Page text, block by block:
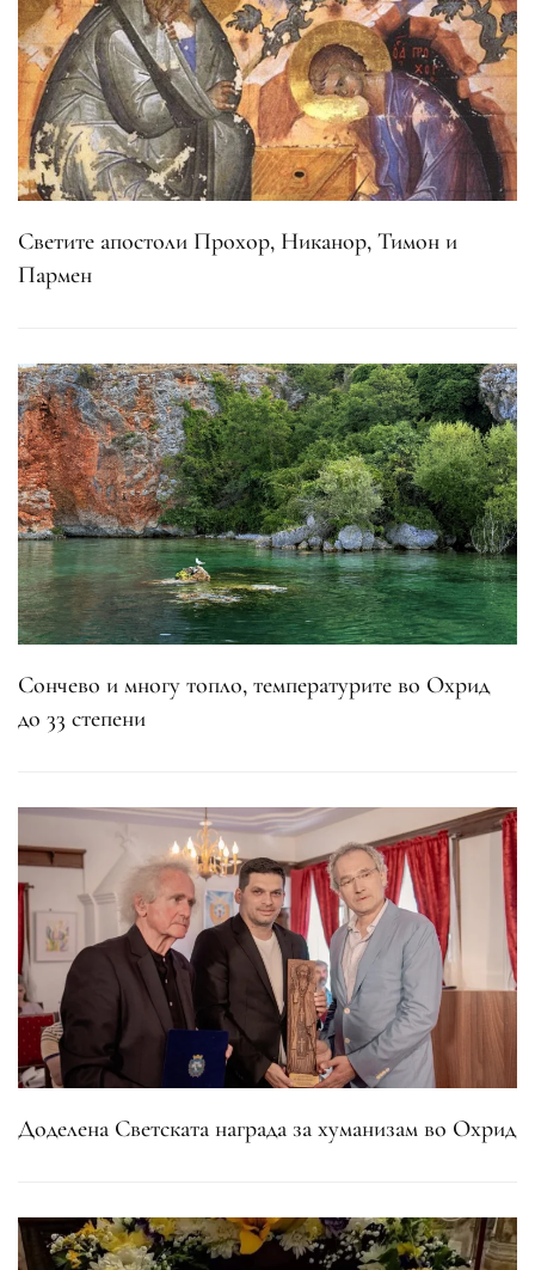
Светите апостоли Прохор, Никанор, Тимон и
Пармен
Сончево и многу топло, температурите во Охрид
до 33 степени
Доделена Светската награда за хуманизам во Охрид